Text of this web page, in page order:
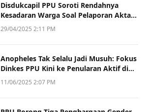
Disdukcapil PPU Soroti Rendahnya
Kesadaran Warga Soal Pelaporan Akta
Kematian
29/04/2025 2:11 PM
Anopheles Tak Selalu Jadi Musuh: Fokus
Dinkes PPU Kini ke Penularan Aktif di
Sotek
11/06/2025 2:07 PM